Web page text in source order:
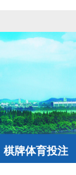
棋牌体育投注